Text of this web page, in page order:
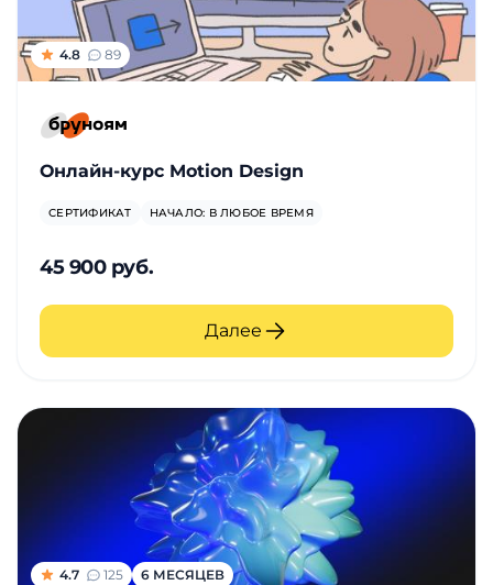
4.8 89
Онлайн-курс Motion Design
СЕРТИФИКАТ НАЧАЛО: В ЛЮБОЕ ВРЕМЯ
45 900 руб.
Далее
4.7 125 6 МЕСЯЦЕВ